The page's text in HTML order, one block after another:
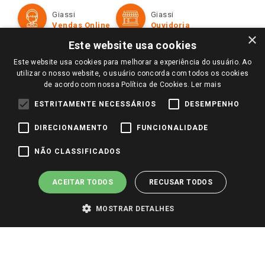
Televendas
Perguntas frequentes
Trabalhe Conosco
Identidade Visual
Formas de Pagamento
Políticas de entrega
Trocas e Devoluções
Giassi
Vendas Online
Giassi
Ouvidoria
Redes Sociais
Pagamento e Segurança
×
Este website usa cookies
Este website usa cookies para melhorar a experiência do usuário. Ao
utilizar o nosso website, o usuário concorda com todos os cookies
de acordo com nossa Política de Cookies. Ler mais
ESTRITAMENTE NECESSÁRIOS DESEMPENHO
DIRECIONAMENTO FUNCIONALIDADE
NÃO CLASSIFICADOS
ACEITAR TODOS RECUSAR TODOS
MOSTRAR DETALHES